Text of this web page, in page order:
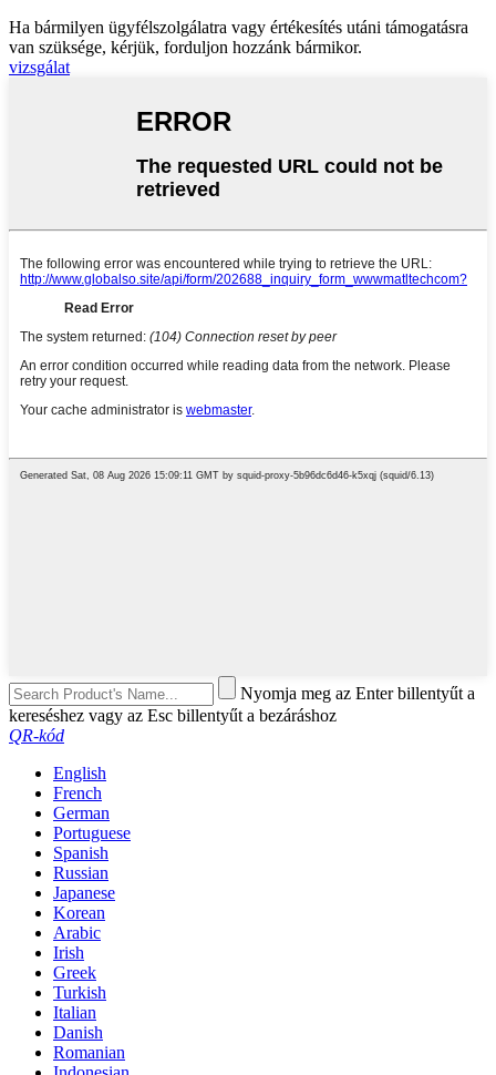
Ha bármilyen ügyfélszolgálatra vagy értékesítés utáni támogatásra
van szüksége, kérjük, forduljon hozzánk bármikor.
vizsgálat
Nyomja meg az Enter billentyűt a
kereséshez vagy az Esc billentyűt a bezáráshoz
QR-kód
English
French
German
Portuguese
Spanish
Russian
Japanese
Korean
Arabic
Irish
Greek
Turkish
Italian
Danish
Romanian